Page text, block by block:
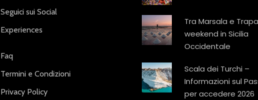
Seguici sui Social
Experiences
Faq
Termini e Condizioni
Privacy Policy
Tra Marsala e
weekend in Sicilia
Occidentale
Scala dei Turchi –
Informazioni sul
per accedere 2026